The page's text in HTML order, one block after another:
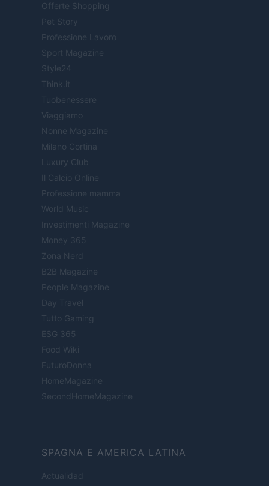
Offerte Shopping
Pet Story
Professione Lavoro
Sport Magazine
Style24
Think.it
Tuobenessere
Viaggiamo
Nonne Magazine
Milano Cortina
Luxury Club
Il Calcio Online
Professione mamma
World Music
Investimenti Magazine
Money 365
Zona Nerd
B2B Magazine
People Magazine
Day Travel
Tutto Gaming
ESG 365
Food Wiki
FuturoDonna
HomeMagazine
SecondHomeMagazine
SPAGNA E AMERICA LATINA
Actualidad